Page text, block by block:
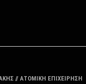
// ΑΤΟΜΙΚΗ ΕΠΙΧΕΙΡΗΣΗ